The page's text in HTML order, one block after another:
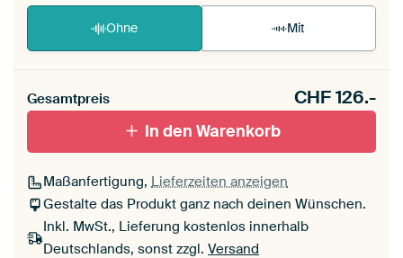
Ohne Mit
Gesamtpreis CHF126.-
In den Warenkorb
Maßanfertigung, Lieferzeiten anzeigen
Gestalte das Produkt ganz nach deinen Wünschen.
Inkl. MwSt., Lieferung kostenlos innerhalb
Deutschlands, sonst zzgl. Versand